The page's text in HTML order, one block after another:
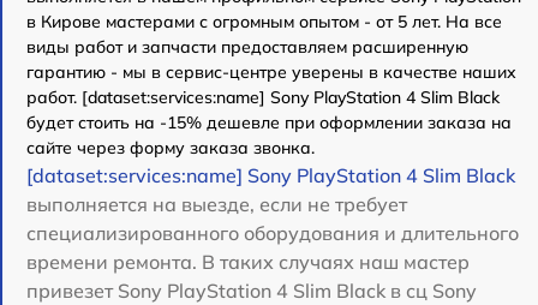
в Кирове мастерами с огромным опытом - от 5 лет. На все
виды работ и запчасти предоставляем расширенную
гарантию - мы в сервис-центре уверены в качестве наших
работ. [dataset:services:name] Sony PlayStation 4 Slim Black
будет стоить на -15% дешевле при оформлении заказа на
сайте через форму заказа звонка.
[dataset:services:name] Sony PlayStation 4 Slim Black
выполняется на выезде, если не требует
специализированного оборудования и длительного
времени ремонта. В таких случаях наш мастер
привезет Sony PlayStation 4 Slim Black в сц Sony